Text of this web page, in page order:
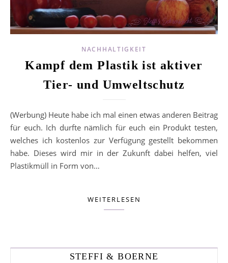
NACHHALTIGKEIT
Kampf dem Plastik ist aktiver
Tier- und Umweltschutz
(Werbung) Heute habe ich mal einen etwas anderen Beitrag
für euch. Ich durfte nämlich für euch ein Produkt testen,
welches ich kostenlos zur Verfügung gestellt bekommen
habe. Dieses wird mir in der Zukunft dabei helfen, viel
Plastikmüll in Form von…
WEITERLESEN
STEFFI & BOERNE